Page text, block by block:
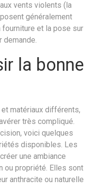
vents violents (la
généralement
et la pose sur
demande.
la bonne
matériaux différents,
très compliqué.
voici quelques
disponibles. Les
une ambiance
ou propriété. Elles sont
anthracite ou naturelle